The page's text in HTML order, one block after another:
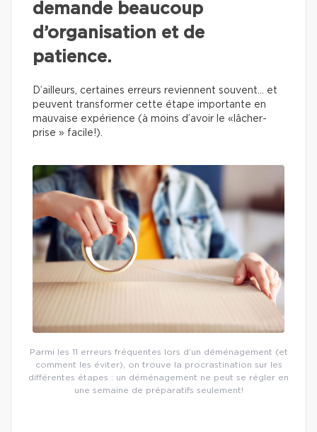
demande beaucoup
d’organisation et de
patience.
D’ailleurs, certaines erreurs reviennent souvent… et
peuvent transformer cette étape importante en
mauvaise expérience (à moins d’avoir le «lâcher-
prise » facile!).
Parmi les 11 erreurs fréquentes lors d’un déménagement (et
comment les éviter), on trouve la procrastination sur les
différentes étapes : un déménagement ne peut se régler en
une semaine de préparatifs seulement!